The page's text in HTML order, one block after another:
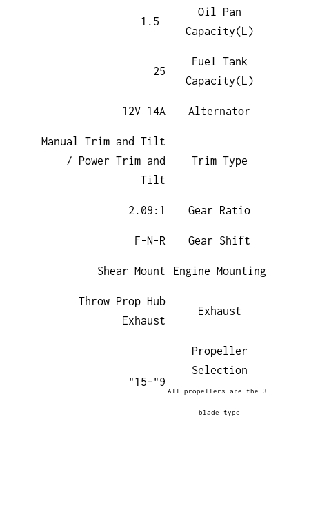
Oil Pan
Capacity(L)
Fuel Tank
Capacity(L)
25
Alternator
12V 14A
Trim Type
Manual Trim and Tilt
/ Power Trim and
Tilt
Gear Ratio
2.09:1
Gear Shift
F-N-R
Engine Mounting
Shear Mount
Exhaust
Throw Prop Hub
Exhaust
Propeller
Selection
All propellers are the 3-
blade type
9"-15"